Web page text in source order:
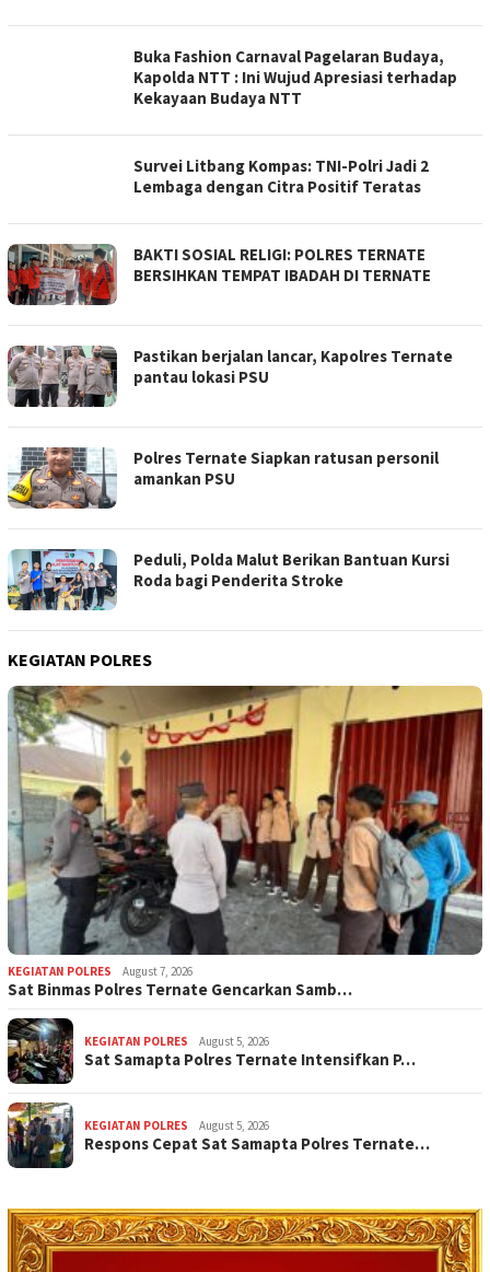
Buka Fashion Carnaval Pagelaran Budaya,
Kapolda NTT : Ini Wujud Apresiasi terhadap
Kekayaan Budaya NTT
Survei Litbang Kompas: TNI-Polri Jadi 2
Lembaga dengan Citra Positif Teratas
BAKTI SOSIAL RELIGI: POLRES TERNATE
BERSIHKAN TEMPAT IBADAH DI TERNATE
Pastikan berjalan lancar, Kapolres Ternate
pantau lokasi PSU
Polres Ternate Siapkan ratusan personil
amankan PSU
Peduli, Polda Malut Berikan Bantuan Kursi
Roda bagi Penderita Stroke
KEGIATAN POLRES
KEGIATAN POLRES August 7, 2026
Sat Binmas Polres Ternate Gencarkan Samb…
KEGIATAN POLRES August 5, 2026
Sat Samapta Polres Ternate Intensifkan P…
KEGIATAN POLRES August 5, 2026
Respons Cepat Sat Samapta Polres Ternate…